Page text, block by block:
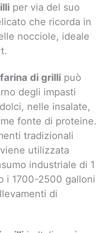
per via del suo
che ricorda in
nocciole, ideale
farina di grilli può
degli impasti
nelle insalate,
fonte di proteine.
tradizionali
viene utilizzata
industriale di 1
i 1700-2500 galloni
di